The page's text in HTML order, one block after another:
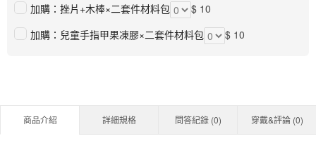
加購：挫片+木棒×二套件材料包
$ 10
加購：兒童手指甲果凍膠×二套件材料包
$ 10
商品介紹 詳細規格 問答紀錄 (0) 穿戴&評論 (0)